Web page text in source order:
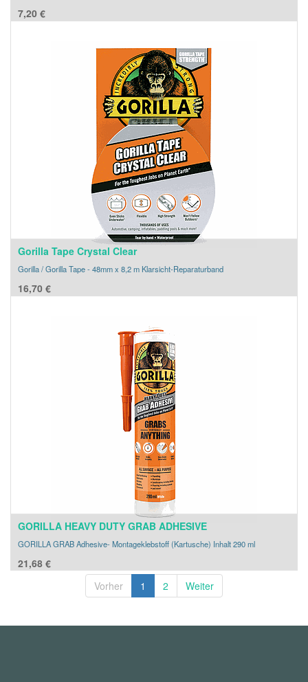
7,20 €
Gorilla Tape Crystal Clear
Gorilla / Gorilla Tape - 48mm x 8,2 m Klarsicht-Reparaturband
16,70 €
GORILLA HEAVY DUTY GRAB ADHESIVE
GORILLA GRAB Adhesive- Montageklebstoff (Kartusche) Inhalt 290 ml
21,68 €
Vorher
1 2 Weiter